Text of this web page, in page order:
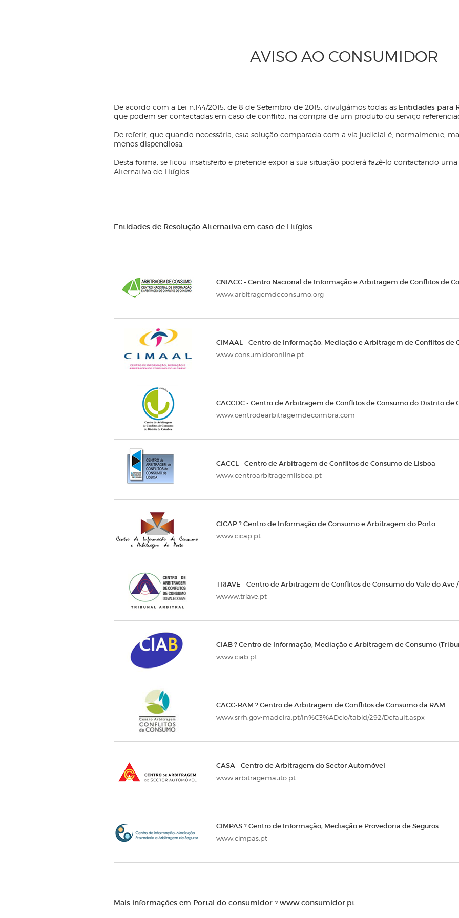
AVISO AO CONSUMIDOR
De acordo com a Lei n.144/2015, de 8 de Setembro de 2015, divulgámos todas as Entidades para
que podem ser contactadas em caso de conflito, na compra de um produto ou serviço
De referir, que quando necessária, esta solução comparada com a via judicial é, normalmente,
menos dispendiosa.
Desta forma, se ficou insatisfeito e pretende expor a sua situação poderá fazê-lo contactando
Alternativa de Litígios.
Entidades de Resolução Alternativa em caso de Litígios:
CNIACC - Centro Nacional de Informação e Arbitragem de Conflitos de
www.arbitragemdeconsumo.org
CIMAAL - Centro de Informação, Mediação e Arbitragem de Conflitos de
www.consumidoronline.pt
CACCDC - Centro de Arbitragem de Conflitos de Consumo do Distrito de
www.centrodearbitragemdecoimbra.com
CACCL - Centro de Arbitragem de Conflitos de Consumo de Lisboa
www.centroarbitragemlisboa.pt
CICAP ? Centro de Informação de Consumo e Arbitragem do Porto
www.cicap.pt
TRIAVE - Centro de Arbitragem de Conflitos de Consumo do Vale do
wwww.triave.pt
CIAB ? Centro de Informação, Mediação e Arbitragem de Consumo
www.ciab.pt
CACC-RAM ? Centro de Arbitragem de Conflitos de Consumo da RAM
www.srrh.gov-madeira.pt/In%C3%ADcio/tabid/292/Default.aspx
CASA - Centro de Arbitragem do Sector Automóvel
www.arbitragemauto.pt
CIMPAS ? Centro de Informação, Mediação e Provedoria de Seguros
www.cimpas.pt
Mais informações em Portal do consumidor ? www.consumidor.pt